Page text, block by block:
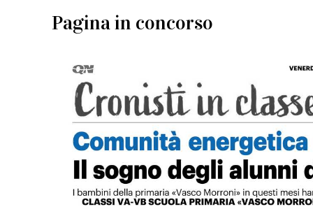
Pagina in concorso